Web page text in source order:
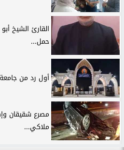
القارئ الشيخ
حمل...
أول رد من
مصرع شقيقان
ملاكي...